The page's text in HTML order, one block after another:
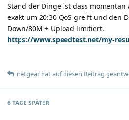
Stand der Dinge ist dass
exakt um 20:30 QoS greift und den
Down/80M +-Upload limitiert.
https://www.speedtest.net/my-
netgear hatauf diesen Beitrag
6 TAGE SPÄTER